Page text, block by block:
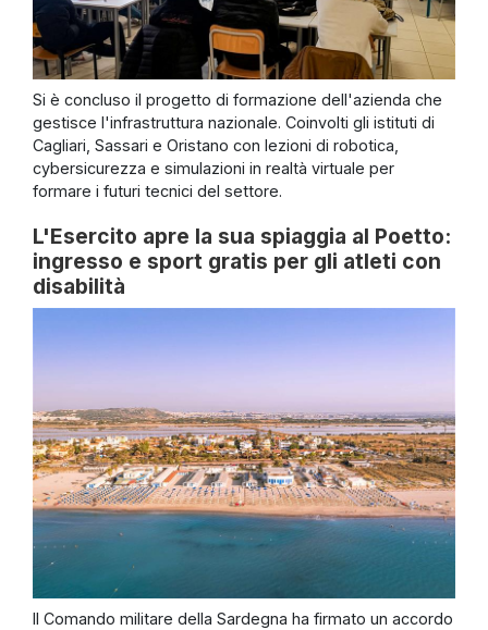
Si è concluso il progetto di formazione dell'azienda che
gestisce l'infrastruttura nazionale. Coinvolti gli istituti di
Cagliari, Sassari e Oristano con lezioni di robotica,
cybersicurezza e simulazioni in realtà virtuale per
formare i futuri tecnici del settore.
L'Esercito apre la sua spiaggia al Poetto:
ingresso e sport gratis per gli atleti con
disabilità
Il Comando militare della Sardegna ha firmato un accordo